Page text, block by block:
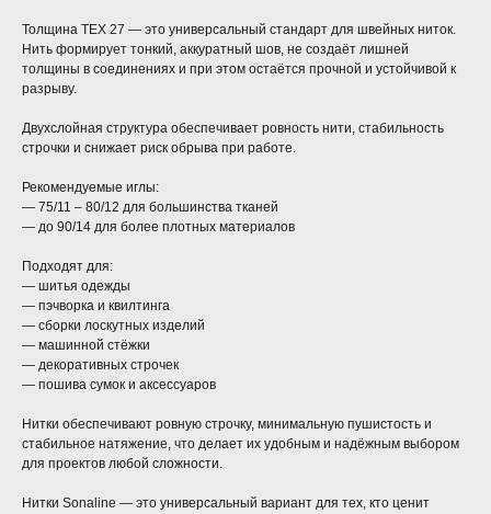
Толщина TEX 27 — это универсальный стандарт для швейных ниток.
Нить формирует тонкий, аккуратный шов, не создаёт лишней
толщины в соединениях и при этом остаётся прочной и устойчивой к
разрыву.
Двухслойная структура обеспечивает ровность нити, стабильность
строчки и снижает риск обрыва при работе.
Рекомендуемые иглы:
— 75/11 – 80/12 для большинства тканей
— до 90/14 для более плотных материалов
Подходят для:
— шитья одежды
— пэчворка и квилтинга
— сборки лоскутных изделий
— машинной стёжки
— декоративных строчек
— пошива сумок и аксессуаров
Нитки обеспечивают ровную строчку, минимальную пушистость и
стабильное натяжение, что делает их удобным и надёжным выбором
для проектов любой сложности.
Нитки Sonaline — это универсальный вариант для тех, кто ценит